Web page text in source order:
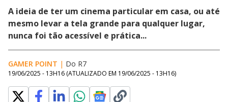
A ideia de ter um cinema particular em casa, ou até
mesmo levar a tela grande para qualquer lugar,
nunca foi tão acessível e prática...
GAMER POINT | Do R7
19/06/2025 - 13H16 (ATUALIZADO EM 19/06/2025 - 13H16)